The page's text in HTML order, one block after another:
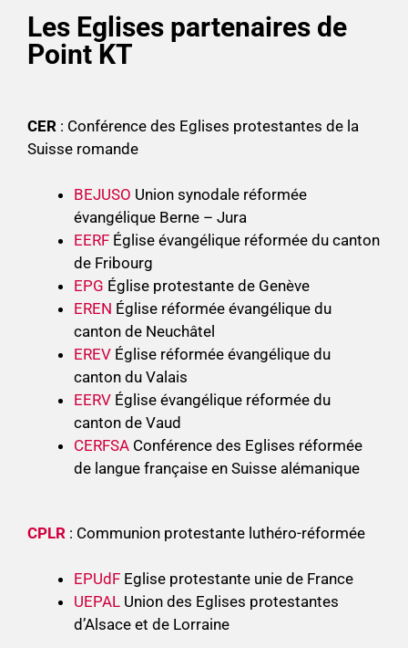
Les Eglises partenaires de
Point KT
CER : Conférence des Eglises protestantes de la
Suisse romande
BEJUSO Union synodale réformée
évangélique Berne – Jura
EERF Église évangélique réformée du canton
de Fribourg
EPG Église protestante de Genève
EREN Église réformée évangélique du
canton de Neuchâtel
EREV Église réformée évangélique du
canton du Valais
EERV Église évangélique réformée du
canton de Vaud
CERFSA Conférence des Eglises réformée
de langue française en Suisse alémanique
CPLR : Communion protestante luthéro-réformée
EPUdF Eglise protestante unie de France
UEPAL Union des Eglises protestantes
d’Alsace et de Lorraine